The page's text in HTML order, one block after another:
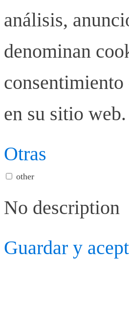
análisis,
denominan
consentimiento
en su sitio web.
Otras
other
No description
Guardar y